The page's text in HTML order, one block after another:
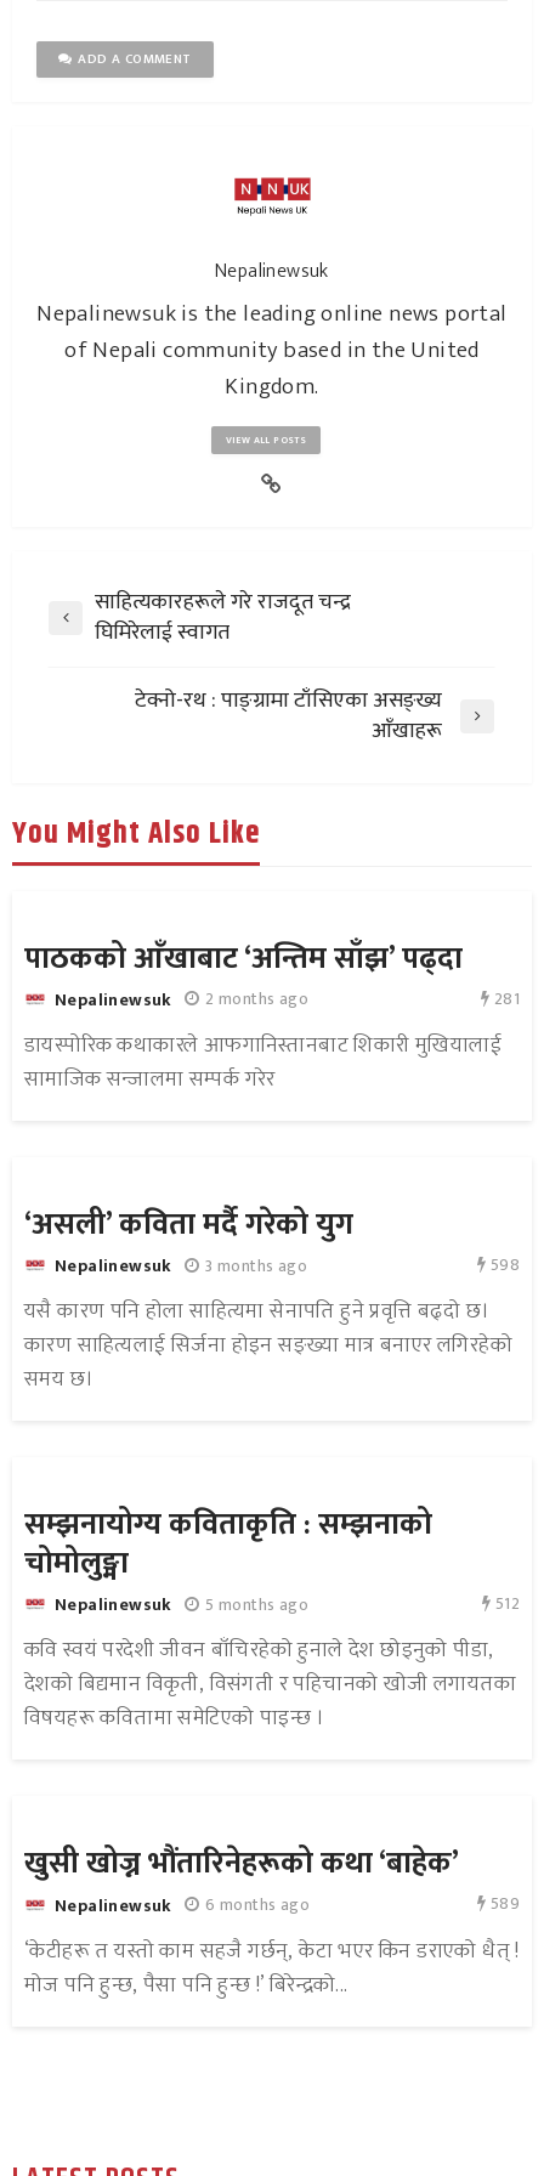
ADD A COMMENT
Nepalinewsuk
Nepalinewsuk is the leading online news portal
of Nepali community based in the United
Kingdom.
VIEW ALL POSTS
साहित्यकारहरूले गरे राजदूत चन्द्र
घिमिरेलाई स्वागत
टेक्नो-रथ : पाङ्ग्रामा टाँसिएका असङ्ख्य
आँखाहरू
You Might Also Like
पाठकको आँखाबाट ‘अन्तिम साँझ’ पढ्दा
Nepalinewsuk 2 months ago 281
डायस्पोरिक कथाकारले आफगानिस्तानबाट शिकारी मुखियालाई
सामाजिक सन्जालमा सम्पर्क गरेर
‘असली’ कविता मर्दै गरेको युग
Nepalinewsuk 3 months ago 598
यसै कारण पनि होला साहित्यमा सेनापति हुने प्रवृत्ति बढ्दो छ।
कारण साहित्यलाई सिर्जना होइन सङ्ख्या मात्र बनाएर लगिरहेको
समय छ।
सम्झनायोग्य कविताकृति : सम्झनाको
चोमोलुङ्मा
Nepalinewsuk 5 months ago 512
कवि स्वयं परदेशी जीवन बाँचिरहेको हुनाले देश छोड्नुको पीडा,
देशको बिद्यमान विकृती, विसंगती र पहिचानको खोजी लगायतका
विषयहरू कवितामा समेटिएको पाइन्छ ।
खुसी खोज्न भौंतारिनेहरूको कथा ‘बाहेक’
Nepalinewsuk 6 months ago 589
‘केटीहरू त यस्तो काम सहजै गर्छन्, केटा भएर किन डराएको धैत् !
मोज पनि हुन्छ, पैसा पनि हुन्छ !’ बिरेन्द्रको...